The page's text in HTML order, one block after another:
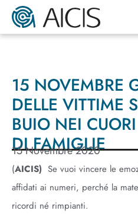
15 NOVEMBRE
DELLE VITTIME
BUIO NEI
DI FAMIGLIE
15 Novembre 2020
(AICIS) Se vuoi vincere le
affidati ai numeri, perché la
ricordi né rimpianti.